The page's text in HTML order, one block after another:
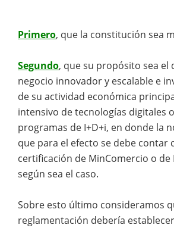
Primero, que la constitución sea
Segundo, que su propósito sea el
negocio innovador y escalable e
de su actividad económica
intensivo de tecnologías digitales
programas de I+D+i, en donde la
que para el efecto se debe contar
certificación de MinComercio o de
según sea el caso.
Sobre esto último consideramos
reglamentación debería